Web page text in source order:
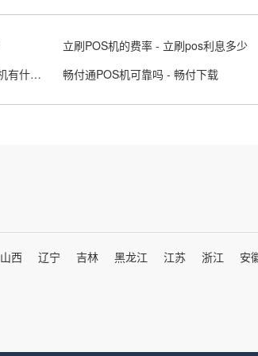
立刷POS机的费率 - 立刷pos利息多少
如何办理免费POS机 - 免费办pos机有什么套路吗?
畅付通POS机可靠吗 - 畅付下载
山西 辽宁 吉林 黑龙江 江苏 浙江 安